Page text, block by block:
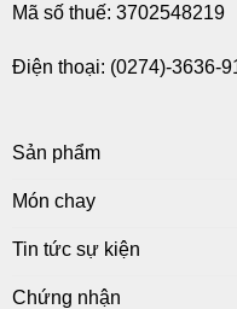
Mã số thuế: 3702548219
Điện thoại: (0274)-3636-
Sản phẩm
Món chay
Tin tức sự kiện
Chứng nhận